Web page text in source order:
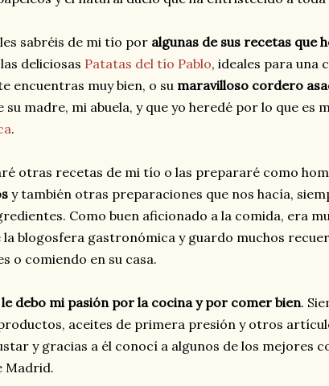
sabréis de mi tío por algunas de sus recetas que
deliciosas Patatas del tío Pablo, ideales para una
encuentras muy bien, o su maravilloso cordero
su madre, mi abuela, y que yo heredé por lo que es
.
otras recetas de mi tío o las prepararé como
y también otras preparaciones que nos hacía,
Como buen aficionado a la comida, era
blogosfera gastronómica y guardo muchos
o comiendo en su casa.
le debo mi pasión por la cocina y por comer bien.
aceites de primera presión y otros
y gracias a él conocí a algunos de los mejores
Madrid.